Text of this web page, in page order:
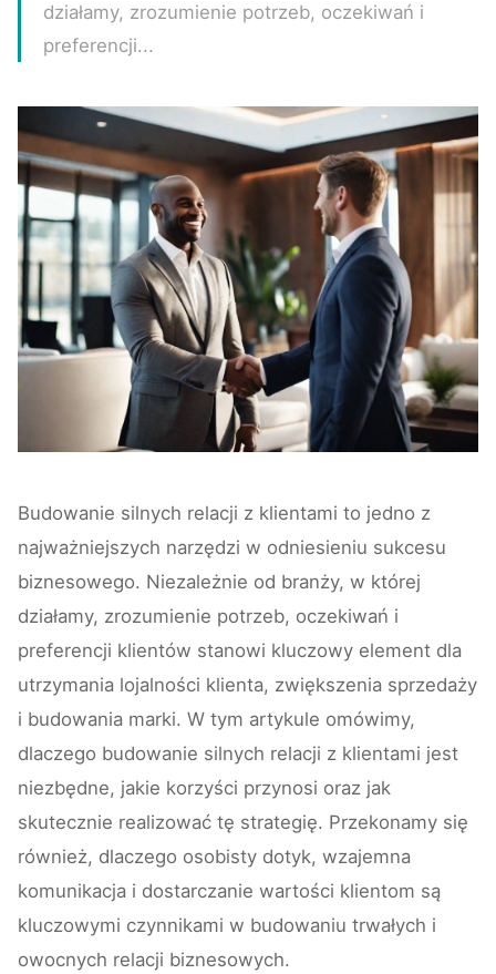
działamy, zrozumienie potrzeb, oczekiwań i
preferencji...
Budowanie silnych relacji z klientami to jedno z
najważniejszych narzędzi w odniesieniu sukcesu
biznesowego. Niezależnie od branży, w której
działamy, zrozumienie potrzeb, oczekiwań i
preferencji klientów stanowi kluczowy element dla
utrzymania lojalności klienta, zwiększenia sprzedaży
i budowania marki. W tym artykule omówimy,
dlaczego budowanie silnych relacji z klientami jest
niezbędne, jakie korzyści przynosi oraz jak
skutecznie realizować tę strategię. Przekonamy się
również, dlaczego osobisty dotyk, wzajemna
komunikacja i dostarczanie wartości klientom są
kluczowymi czynnikami w budowaniu trwałych i
owocnych relacji biznesowych.